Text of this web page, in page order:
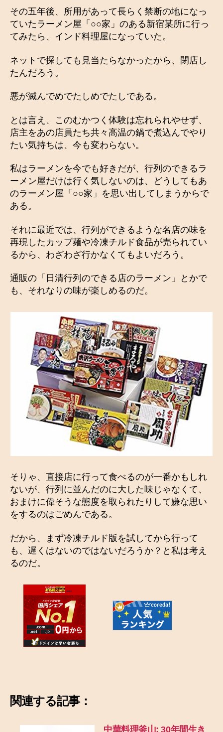
その五年後、所用があって長らく禁断の地になっ
ていたラーメン屋「○○家」のある新宿某所に行っ
てみたら、インド料理屋になっていた。
ネットで探しても見当たらなかったから、閉店し
たんだろう。
悪が滅んでめでたしめでたしである。
とは言え、このむかつく体験は忘れられやせず、
店主をあの店員たち共々高温の鍋で煮込んでやり
たい気持ちは、今も変わらない。
私はラーメンを今でも好きだが、行列のできるラ
ーメン屋だけは行く気しないのは、どうしてもあ
のラーメン屋「○○家」を思い出してしまうからで
ある。
それに最近では、行列ができるような名店の味を
再現したカップ麺や冷凍チルド食品が売られてい
るから、わざわざ行かなくてもよいだろう。
通販の「日清行列のできる店のラーメン」とかで
も、それなりの味が楽しめるのだ。
そりゃ、直接店に行って食べるのが一番かもしれ
ないが、行列に並んだのに大した味じゃなくて、
おまけに偉そうな態度を取られたりして嫌な思い
をするのはごめんである。
だから、まず冷凍チルド版を試してから行って
も、遅くはないのではないだろうか？と私は考え
るのだ。
関連する記事：
中華料理釜山: 30年間生き